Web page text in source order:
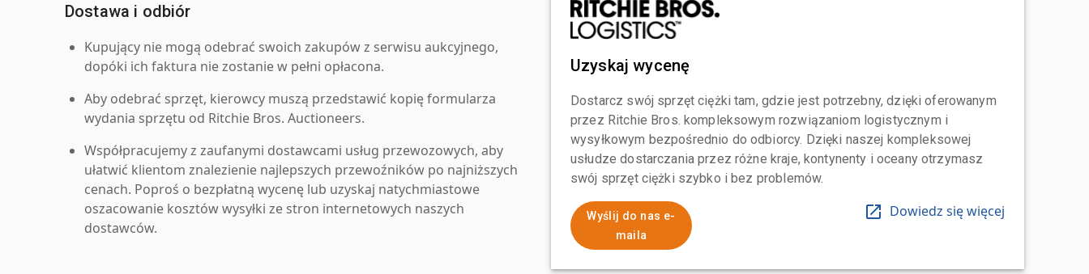
Dostawa i odbiór
Kupujący nie mogą odebrać swoich zakupów z serwisu aukcyjnego,
dopóki ich faktura nie zostanie w pełni opłacona.
Aby odebrać sprzęt, kierowcy muszą przedstawić kopię formularza
wydania sprzętu od Ritchie Bros. Auctioneers.
Współpracujemy z zaufanymi dostawcami usług przewozowych, aby
ułatwić klientom znalezienie najlepszych przewoźników po najniższych
cenach. Poproś o bezpłatną wycenę lub uzyskaj natychmiastowe
oszacowanie kosztów wysyłki ze stron internetowych naszych
dostawców.
Uzyskaj wycenę
Dostarcz swój sprzęt ciężki tam, gdzie jest potrzebny, dzięki oferowanym
przez Ritchie Bros. kompleksowym rozwiązaniom logistycznym i
wysyłkowym bezpośrednio do odbiorcy. Dzięki naszej kompleksowej
usłudze dostarczania przez różne kraje, kontynenty i oceany otrzymasz
swój sprzęt ciężki szybko i bez problemów.
Wyślij do nas e-
maila
Dowiedz się więcej